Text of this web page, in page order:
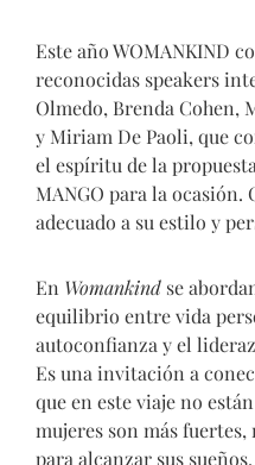
Este año WOMANKIND
reconocidas speakers
Olmedo, Brenda Cohen,
y Miriam De Paoli, que
el espíritu de la
MANGO para la
adecuado a su estilo y
En Womankind se
equilibrio entre vida
autoconfianza y el
Es una invitación a
que en este viaje no
mujeres son más
para alcanzar sus sueños.